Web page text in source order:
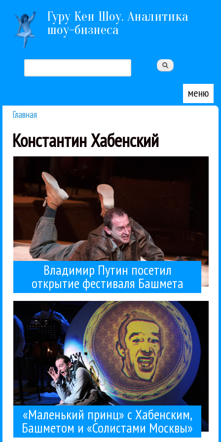
Перейти к основному содержанию
Гуру Кен Шоу. Аналитика
шоу-бизнеса
Форма поиска
меню
Главная
Константин Хабенский
Владимир Путин посетил
открытие фестиваля Башмета
Спектакль по «Маленькому принцу» с
премьера. Сейчас же, спустя...
«Маленький принц» с Хабенским,
Башметом и «Солистами Москвы»
«Маленький принц» с
Хабенским, Башметом и
«Солистами Москвы»
Классика Константин Хабенский Концерты Солисты
Москвы Юрий Башмет